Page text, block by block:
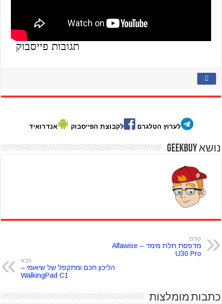
תגובות פייסבוק
לערוץ הטלגרם לקבוצת הפייסבוק אנדרואיד
נושא GeekBuy
קודם
מדפסת תלת מימד – Alfawise
U30 Pro
הבא
הליכון חכם ומתקפל של שיאומי –
WalkingPad C1
כתבות מומלצות